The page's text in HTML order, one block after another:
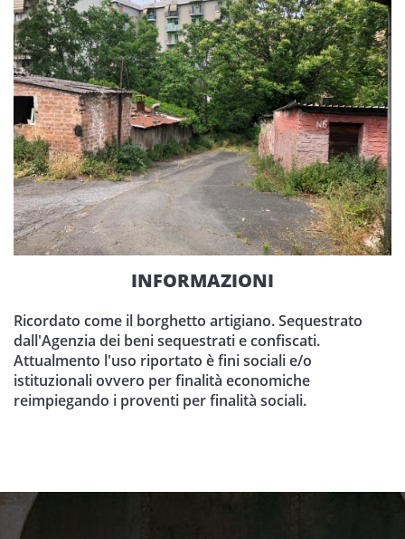
INFORMAZIONI
Ricordato come il borghetto artigiano. Sequestrato
dall'Agenzia dei beni sequestrati e confiscati.
Attualmento l'uso riportato è fini sociali e/o
istituzionali ovvero per finalità economiche
reimpiegando i proventi per finalità sociali.